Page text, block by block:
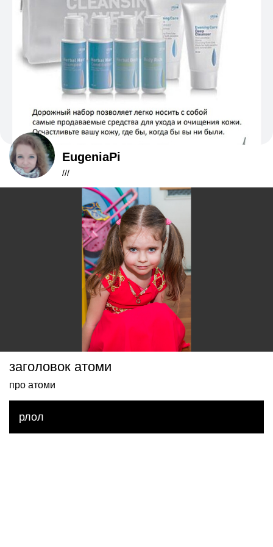
EugeniaPi
///
заголовок атоми
про атоми
рлол